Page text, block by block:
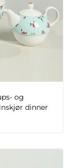
og
dinner